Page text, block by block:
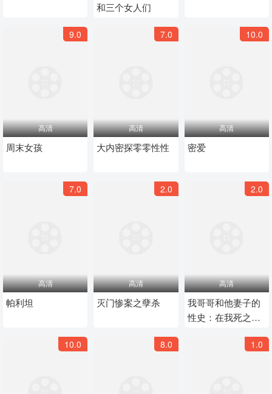
和三个女人们
9.0
高清
周末女孩
7.0
高清
大内密探零零性性
10.0
高清
密爱
7.0
高清
帕利坦
2.0
高清
灭门惨案之孽杀
2.0
高清
我哥哥和他妻子的
性史：在我死之
10.0 8.0 1.0